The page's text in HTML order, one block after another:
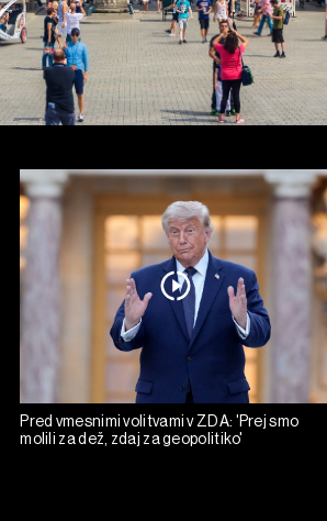
Pred vmesnimi volitvami v ZDA: 'Prej smo
molili za dež, zdaj za geopolitiko'